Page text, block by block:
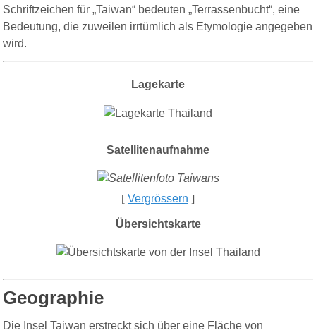
Schriftzeichen für „Taiwan“ bedeuten „Terrassenbucht“, eine
Bedeutung, die zuweilen irrtümlich als Etymologie angegeben
wird.
Lagekarte
Satellitenaufnahme
[ Vergrössern ]
Übersichtskarte
Geographie
Die Insel Taiwan erstreckt sich über eine Fläche von